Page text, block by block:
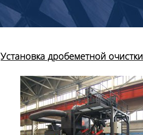
Установка дробеметной